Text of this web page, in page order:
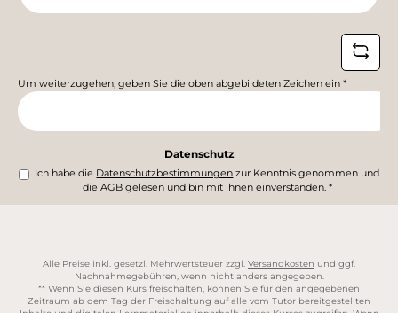
Adresse
Um weiterzugehen, geben Sie die oben abgebildeten Zeichen ein *
Datenschutz
Ich habe die Datenschutzbestimmungen zur Kenntnis genommen und
dieAGB gelesen und bin mit ihnen einverstanden.*
Alle Preise inkl. gesetzl. Mehrwertsteuer zzgl. Versandkosten und ggf.
Nachnahmegebühren, wenn nicht anders angegeben.
** Wenn Sie diesen Kurs freischalten, können Sie für den angegebenen
Zeitraum ab dem Tag der Freischaltung auf alle vom Tutor bereitgestellten